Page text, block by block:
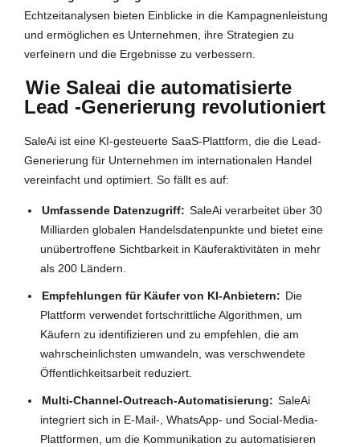
Echtzeitanalysen bieten Einblicke in die Kampagnenleistung
und ermöglichen es Unternehmen, ihre Strategien zu
verfeinern und die Ergebnisse zu verbessern.
Wie Saleai die automatisierte
Lead -Generierung revolutioniert
SaleAi ist eine KI-gesteuerte SaaS-Plattform, die die Lead-
Generierung für Unternehmen im internationalen Handel
vereinfacht und optimiert. So fällt es auf:
Umfassende Datenzugriff: SaleAi verarbeitet über 30
Milliarden globalen Handelsdatenpunkte und bietet eine
unübertroffene Sichtbarkeit in Käuferaktivitäten in mehr
als 200 Ländern.
Empfehlungen für Käufer von KI-Anbietern: Die
Plattform verwendet fortschrittliche Algorithmen, um
Käufern zu identifizieren und zu empfehlen, die am
wahrscheinlichsten umwandeln, was verschwendete
Öffentlichkeitsarbeit reduziert.
Multi-Channel-Outreach-Automatisierung: SaleAi
integriert sich in E-Mail-, WhatsApp- und Social-Media-
Plattformen, um die Kommunikation zu automatisieren